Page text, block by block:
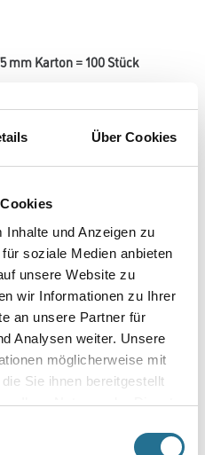
Über Cookies
und Anzeigen zu
soziale Medien anbieten
unsere Website zu
wir Informationen zu Ihrer
an unsere Partner für
Analysen weiter. Unsere
möglicherweise mit
Sie ihnen bereitgestellt
Ihrer Nutzung der Dienste
mm Karton = 100 Stück
Schlagdübel für alle
Befestigung von Capatect